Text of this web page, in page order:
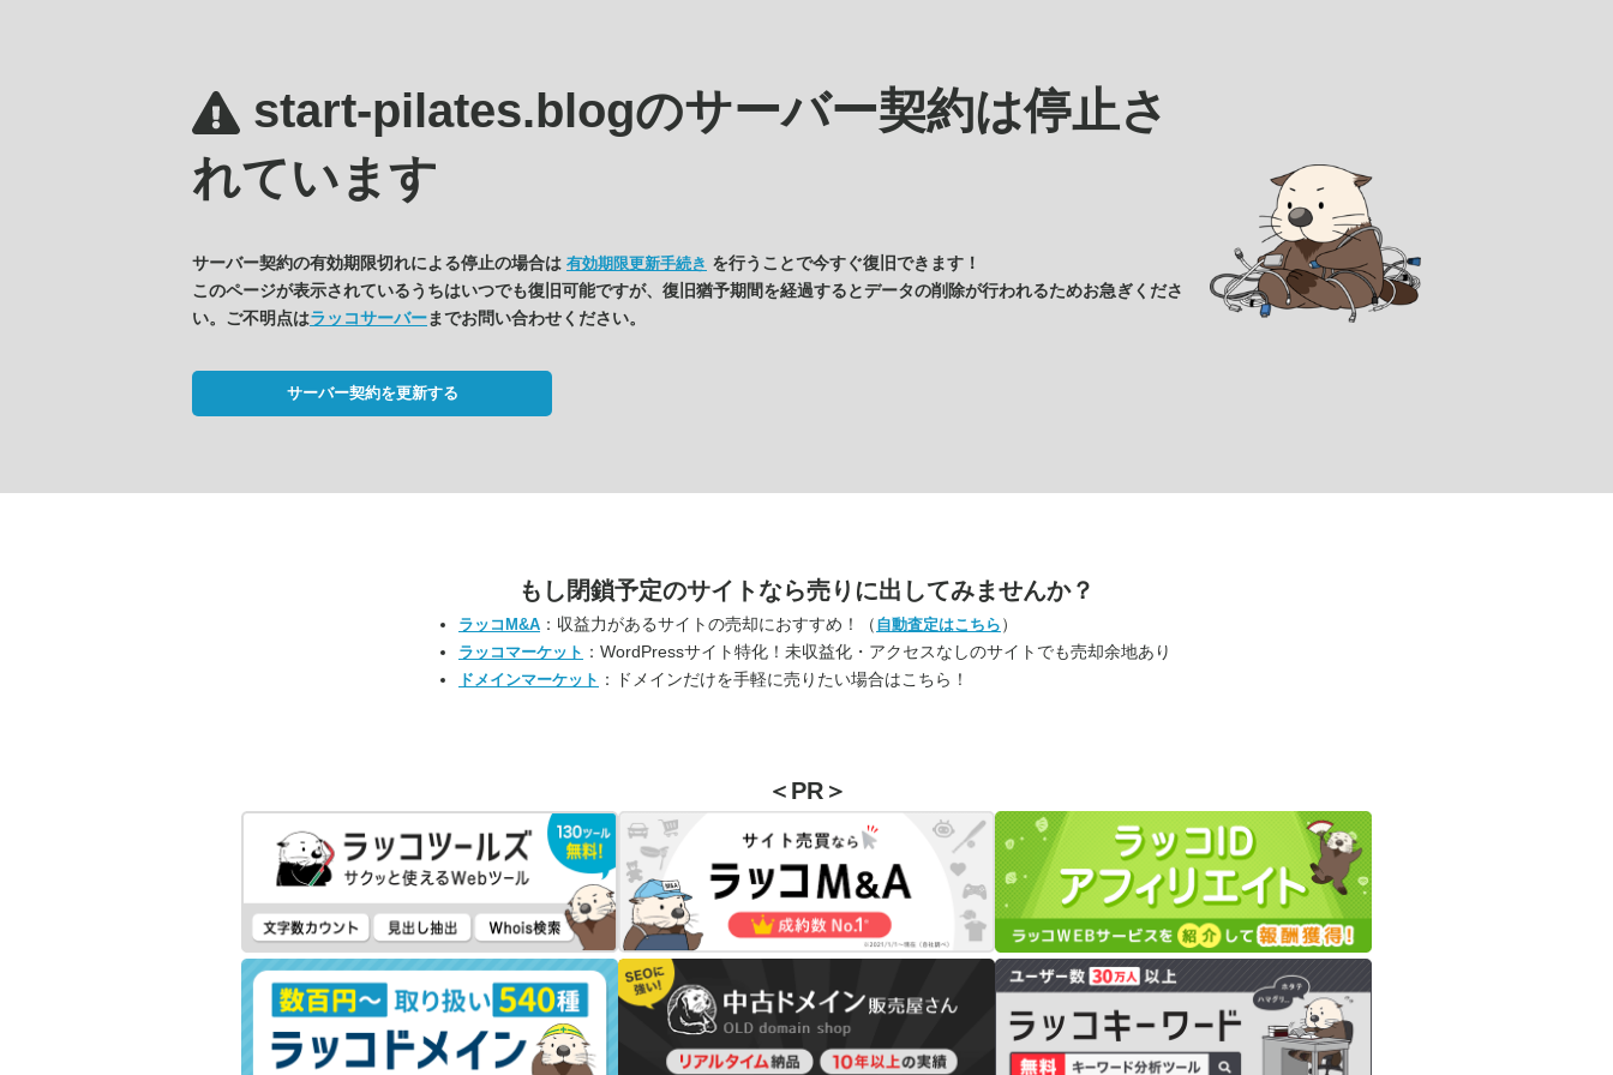
start-pilates.blogのサーバー契約は停止さ
れています
サーバー契約の有効期限切れによる停止の場合は 有効期限更新手続き を行うことで今すぐ復旧できます！
このページが表示されているうちはいつでも復旧可能ですが、復旧猶予期間を経過するとデータの削除が行われるためお急ぎくださ
い。ご不明点はラッコサーバーまでお問い合わせください。
サーバー契約を更新する
もし閉鎖予定のサイトなら売りに出してみませんか？
ラッコM&A ：収益力があるサイトの売却におすすめ！（ 自動査定はこちら ）
ラッコマーケット ：WordPressサイト特化！未収益化・アクセスなしのサイトでも売却余地あり
ドメインマーケット ：ドメインだけを手軽に売りたい場合はこちら！
＜PR＞